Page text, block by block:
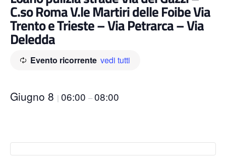
C.so Roma V.le Martiri delle Foibe Via
Trento e Trieste – Via Petrarca – Via
Deledda
Evento ricorrente vedi tutti
Giugno 8 | 06:00 –08:00